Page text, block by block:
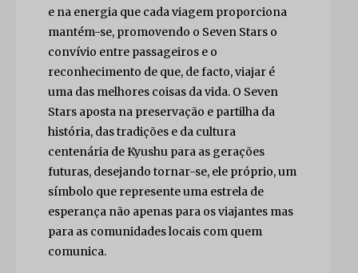
e na energia que cada viagem proporciona
mantém-se, promovendo o Seven Stars o
convívio entre passageiros e o
reconhecimento de que, de facto, viajar é
uma das melhores coisas da vida. O Seven
Stars aposta na preservação e partilha da
história, das tradições e da cultura
centenária de Kyushu para as gerações
futuras, desejando tornar-se, ele próprio, um
símbolo que represente uma estrela de
esperança não apenas para os viajantes mas
para as comunidades locais com quem
comunica.